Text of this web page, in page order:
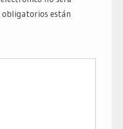
obligatorios están